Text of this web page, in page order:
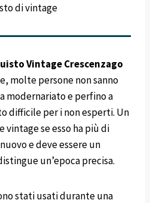
di vintage
VintageCrescenzago
molte persone non sanno
modernariato e perfino a
difficile per i non esperti. Un
se esso ha più di
e deve essere un
un’epoca precisa.
stati usati durante una